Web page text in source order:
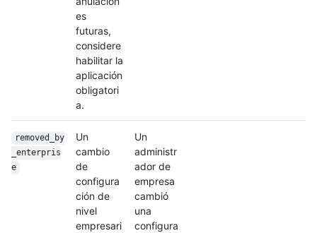
es
futuras,
considere
habilitar la
aplicación
obligatori
a.
removed_by
_enterpris
e
Un
cambio
de
configura
ción de
nivel
empresari
Un
administr
ador de
empresa
cambió
una
configura